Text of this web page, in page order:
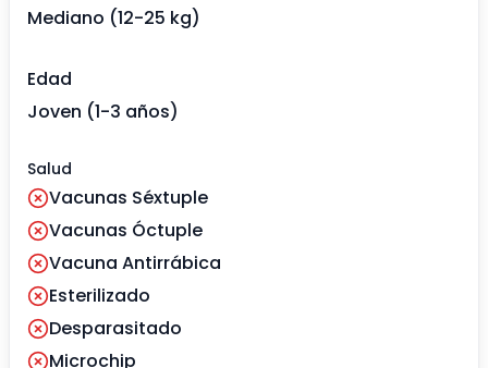
Mediano (12-25 kg)
Edad
Joven (1-3 años)
Salud
Vacunas Séxtuple
Vacunas Óctuple
Vacuna Antirrábica
Esterilizado
Desparasitado
Microchip